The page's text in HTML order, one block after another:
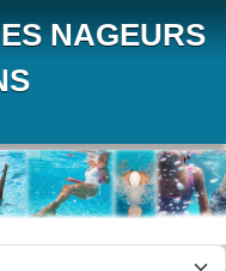
NAGEURS